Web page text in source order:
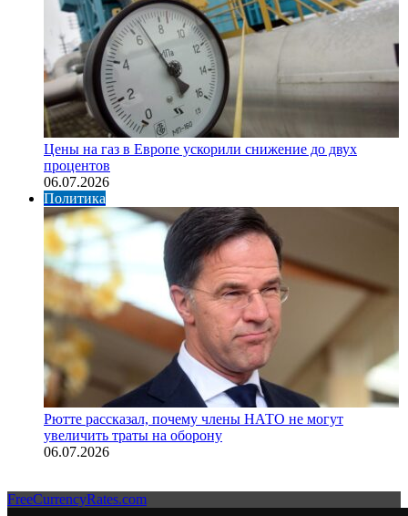
Цены на газ в Европе ускорили снижение до двух
процентов
06.07.2026
Политика
Рютте рассказал, почему члены НАТО не могут
увеличить траты на оборону
06.07.2026
FreeCurrencyRates.com